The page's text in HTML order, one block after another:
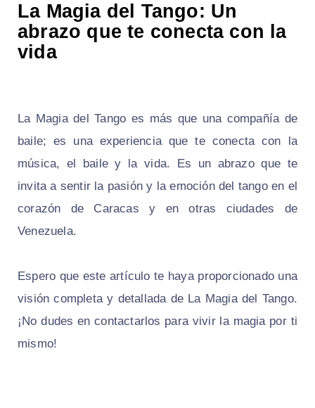
La Magia del Tango: Un
abrazo que te conecta con la
vida
La Magia del Tango es más que una compañía de
baile; es una experiencia que te conecta con la
música, el baile y la vida. Es un abrazo que te
invita a sentir la pasión y la emoción del tango en el
corazón de Caracas y en otras ciudades de
Venezuela.
Espero que este artículo te haya proporcionado una
visión completa y detallada de La Magia del Tango.
¡No dudes en contactarlos para vivir la magia por ti
mismo!